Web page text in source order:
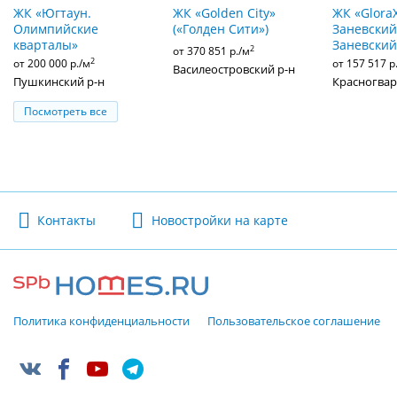
ЖК «Югтаун.
Олимпийские
кварталы»
от 200 000 р./м2
Пушкинский р-н
ЖК «Golden City»
(«Голден Сити»)
от 370 851 р./м2
Василеостровский р-н
ЖК
от 157 517
Посмотреть все
Контакты Новостройки на карте
Политика конфиденциальности Пользовательское соглашение